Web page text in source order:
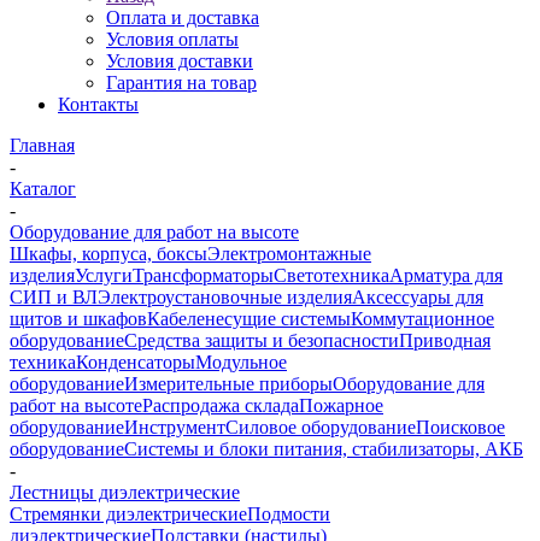
Оплата и доставка
Условия оплаты
Условия доставки
Гарантия на товар
Контакты
Главная
-
Каталог
-
Оборудование для работ на высоте
Шкафы, корпуса, боксыЭлектромонтажные
изделияУслугиТрансформаторыСветотехникаАрматура для
СИП и ВЛЭлектроустановочные изделияАксессуары для
щитов и шкафовКабеленесущие системыКоммутационное
оборудованиеСредства защиты и безопасностиПриводная
техникаКонденсаторыМодульное
оборудованиеИзмерительные приборыОборудование для
работ на высотеРаспродажа складаПожарное
оборудованиеИнструментСиловое оборудованиеПоисковое
оборудованиеСистемы и блоки питания, стабилизаторы, АКБ
-
Лестницы диэлектрические
Стремянки диэлектрическиеПодмости
диэлектрическиеПодставки (настилы)